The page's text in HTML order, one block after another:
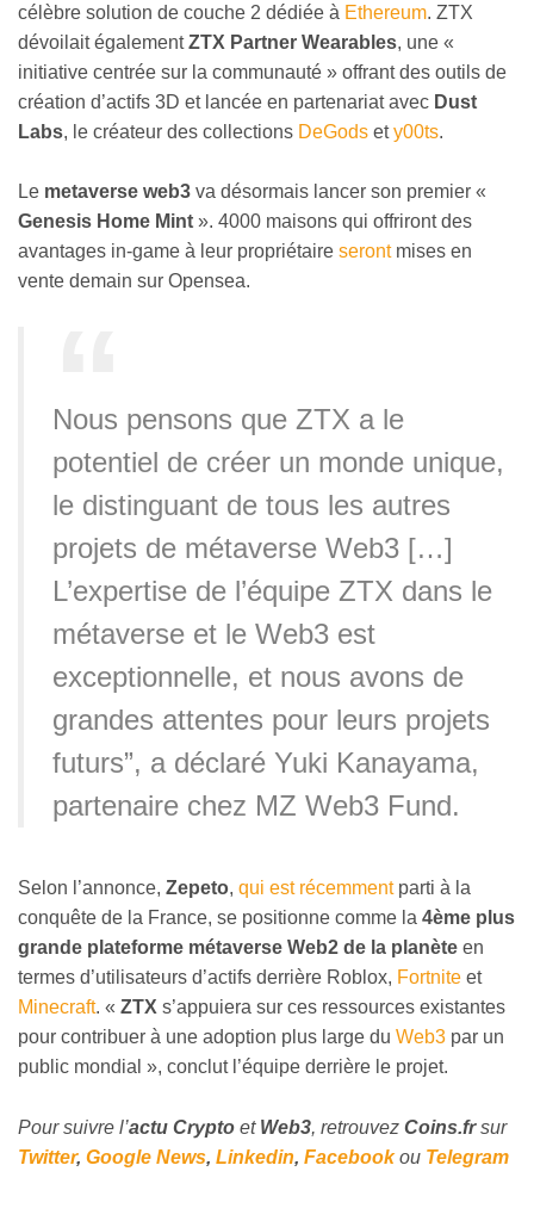
célèbre solution de couche 2 dédiée à Ethereum. ZTX
dévoilait égalementZTX Partner Wearables, une «
initiative centrée sur la communauté » offrant des outils de
création d’actifs 3D et lancée en partenariat avec Dust
Labs, le créateur des collections DeGods ety00ts.
Le metaverse web3 va désormais lancer son premier «
Genesis Home Mint ». 4000 maisons qui offriront des
avantages in-game à leur propriétaire serontmises en
vente demain sur Opensea.
Nous pensons que ZTX a le
potentiel de créer un monde unique,
le distinguant de tous les autres
projets de métaverse Web3 […]
L’expertise de l’équipe ZTX dans le
métaverse et le Web3 est
exceptionnelle, et nous avons de
grandes attentes pour leurs projets
futurs”, a déclaré Yuki Kanayama,
partenaire chez MZ Web3 Fund.
Selon l’annonce, Zepeto, qui est récemmentparti à la
conquête de la France, se positionne comme la 4ème plus
grande plateforme métaverse Web2 de la planète en
termes d’utilisateurs d’actifs derrière Roblox, Fortnite et
Minecraft. « ZTX s’appuiera sur ces ressources existantes
pour contribuer à une adoption plus large du Web3 par un
public mondial », conclut l’équipe derrière le projet.
Pour suivre l’actu Crypto et Web3, retrouvez Coins.frsur
Twitter, Google News, Linkedin, Facebookou Telegram